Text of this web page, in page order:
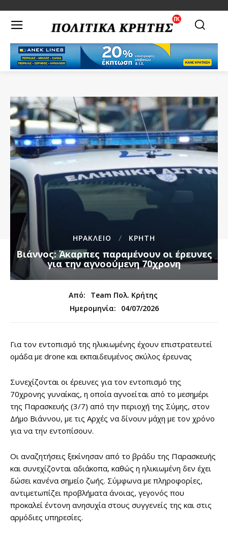
ΗΡΑΚΛΕΙΟ ΚΡΗΤΗ
Βιάννος: Άκαρπες παραμένουν οι έρευνες
για την αγνοούμενη 70χρονη
Από:
Team Πολ. Κρήτης
Ημερομηνία:
04/07/2026
Για τον εντοπισμό της ηλικιωμένης έχουν επιστρατευτεί
ομάδα με drone και εκπαιδευμένος σκύλος έρευνας
Συνεχίζονται οι έρευνες για τον εντοπισμό της
70χρονης γυναίκας, η οποία αγνοείται από το μεσημέρι
της Παρασκευής (3/7) από την περιοχή της Σύμης, στον
Δήμο Βιάννου, με τις Αρχές να δίνουν μάχη με τον χρόνο
για να την εντοπίσουν.
Οι αναζητήσεις ξεκίνησαν από το βράδυ της Παρασκευής
και συνεχίζονται αδιάκοπα, καθώς η ηλικιωμένη δεν έχει
δώσει κανένα σημείο ζωής. Σύμφωνα με πληροφορίες,
αντιμετωπίζει προβλήματα άνοιας, γεγονός που
προκαλεί έντονη ανησυχία στους συγγενείς της και στις
αρμόδιες υπηρεσίες.